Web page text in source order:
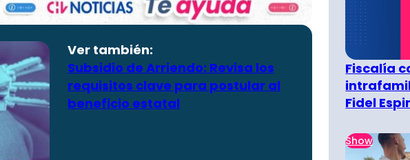
Ver también:
Subsidio de Arriendo: Revisa los
requisitos clave para postular al
beneficio estatal
Fiscalía
Fidel
Show